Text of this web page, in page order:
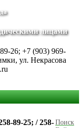
лицами
26; +7 (903) 969-
ул. Некрасова
89-25; / 258- Поиск